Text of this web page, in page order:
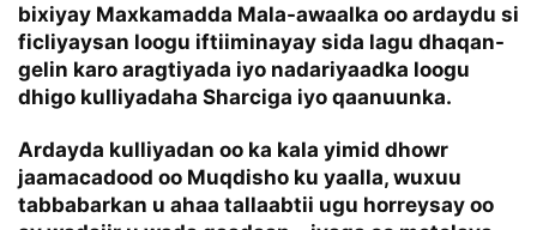
bixiyay Maxkamadda Mala-awaalka oo ardaydu si
ficliyaysan loogu iftiiminayay sida lagu dhaqan-
gelin karo aragtiyada iyo nadariyaadka loogu
dhigo kulliyadaha Sharciga iyo qaanuunka.
Ardayda kulliyadan oo ka kala yimid dhowr
jaamacadood oo Muqdisho ku yaalla, wuxuu
tabbabarkan u ahaa tallaabtii ugu horreysay oo